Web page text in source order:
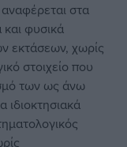
στα
και φυσικά
εκτάσεων, χωρίς
στοιχείο που
των ως άνω